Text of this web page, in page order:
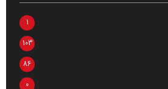
1
103
86
0